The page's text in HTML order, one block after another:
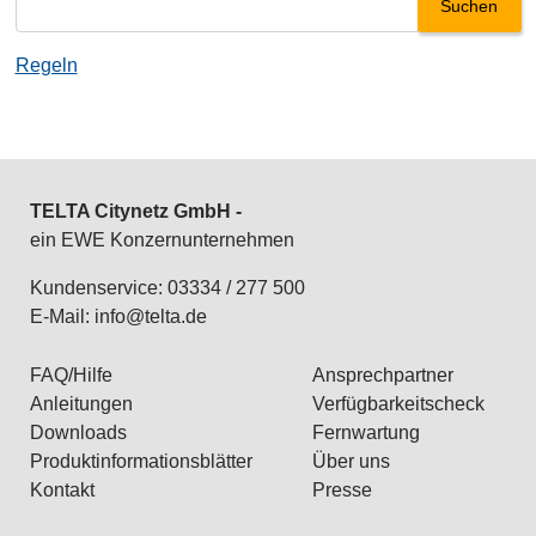
Regeln
TELTA Citynetz GmbH -
ein EWE Konzernunternehmen
Kundenservice: 03334 / 277 500
E-Mail: info@telta.de
FAQ/Hilfe
Anleitungen
Downloads
Produktinformationsblätter
Kontakt
Ansprechpartner
Verfügbarkeitscheck
Fernwartung
Über uns
Presse